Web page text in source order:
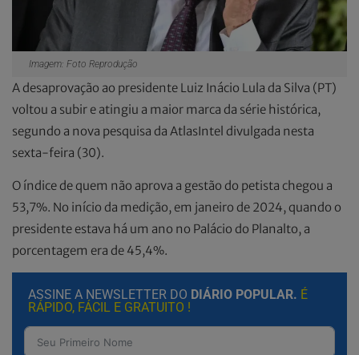
Imagem: Foto Reprodução
A desaprovação ao presidente Luiz Inácio Lula da Silva (PT)
voltou a subir e atingiu a maior marca da série histórica,
segundo a nova pesquisa da AtlasIntel divulgada nesta
sexta-feira (30).
O índice de quem não aprova a gestão do petista chegou a
53,7%. No início da medição, em janeiro de 2024, quando o
presidente estava há um ano no Palácio do Planalto, a
porcentagem era de 45,4%.
ASSINE A NEWSLETTER DO DIÁRIO POPULAR. É
RÁPIDO, FÁCIL E GRATUITO !